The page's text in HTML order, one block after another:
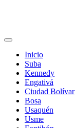
Inicio
Suba
Kennedy
Engativá
Ciudad Bolívar
Bosa
Usaquén
Usme